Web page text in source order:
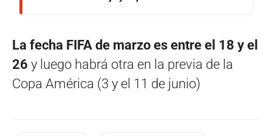
La fecha FIFA de marzo es entre el 18 y el
26 y luego habrá otra en la previa de la
Copa América (3 y el 11 de junio)